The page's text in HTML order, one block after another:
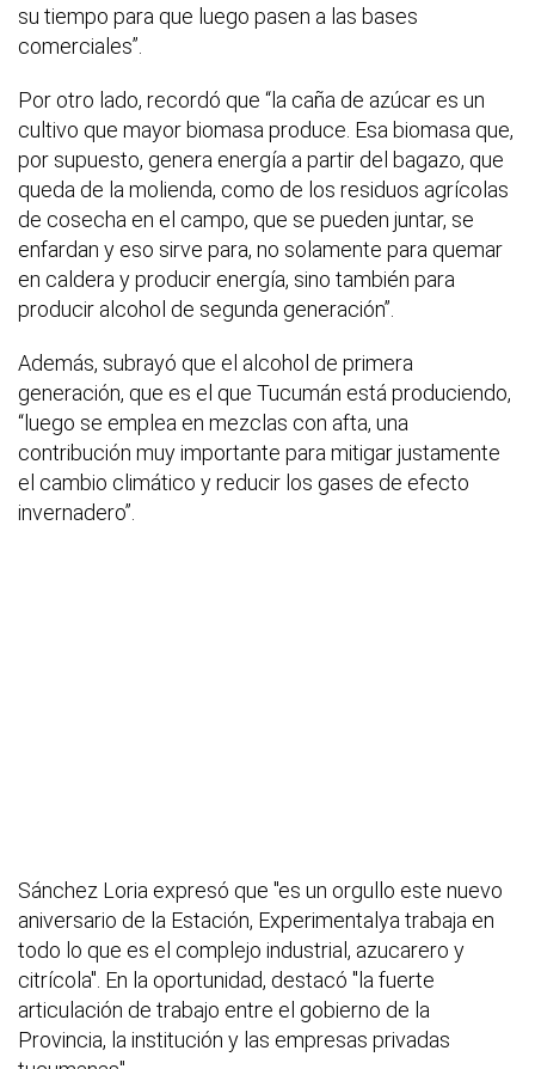
su tiempo para que luego pasen a las bases
comerciales”.
Por otro lado, recordó que “la caña de azúcar es un
cultivo que mayor biomasa produce. Esa biomasa que,
por supuesto, genera energía a partir del bagazo, que
queda de la molienda, como de los residuos agrícolas
de cosecha en el campo, que se pueden juntar, se
enfardan y eso sirve para, no solamente para quemar
en caldera y producir energía, sino también para
producir alcohol de segunda generación”.
Además, subrayó que el alcohol de primera
generación, que es el que Tucumán está produciendo,
“luego se emplea en mezclas con afta, una
contribución muy importante para mitigar justamente
el cambio climático y reducir los gases de efecto
invernadero”.
Sánchez Loria expresó que "es un orgullo este nuevo
aniversario de la Estación, Experimentalya trabaja en
todo lo que es el complejo industrial, azucarero y
citrícola". En la oportunidad, destacó "la fuerte
articulación de trabajo entre el gobierno de la
Provincia, la institución y las empresas privadas